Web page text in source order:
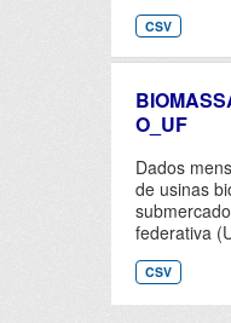
CSV
O_UF
Dados
de usinas
federativa
CSV